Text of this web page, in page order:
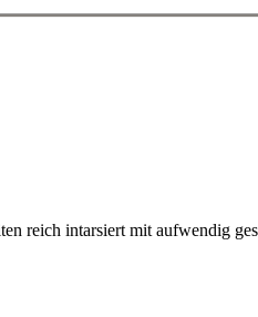
reich intarsiert mit aufwendig